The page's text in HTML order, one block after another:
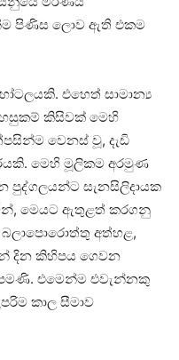
පිණිස ලොව ඇති එකම
එහෙත් සාමාන්‍ය
කිසිවක් මෙහි
වෙනස් වූ, දැඩි
මෙහි මූලිකම අරමුණ
පුද්ගලයන්ට සැනසිලිදායක
මෙයට ඇතුළත් කරගනු
අත්හළ,
දින කිහිපය ගෙවන
එමෙන්ම එවැන්නකු
කාල සීමාව